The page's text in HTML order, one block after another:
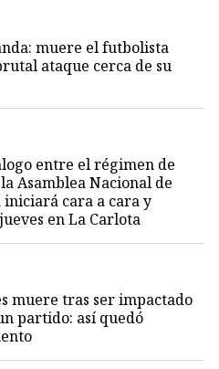
muere el futbolista
ataque cerca de su
entre el régimen de
Asamblea Nacional de
iniciará cara a cara y
en La Carlota
muere tras ser impactado
partido: así quedó